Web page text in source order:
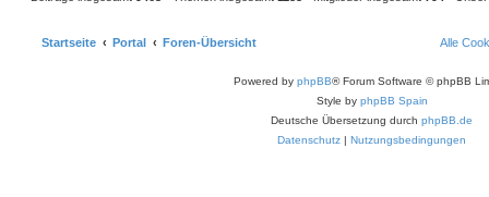
Startseite Portal Foren-Übersicht Alle
Powered by phpBB® Forum Software © phpBB
Style by phpBB Spain
Deutsche Übersetzung durch phpBB.de
Datenschutz | Nutzungsbedingungen